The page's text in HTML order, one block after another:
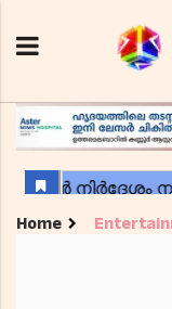
Home